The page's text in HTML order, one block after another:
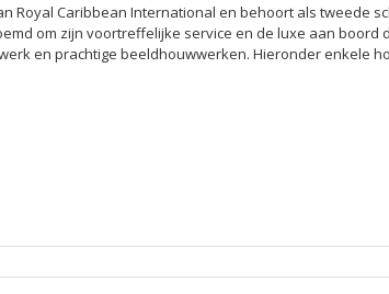
Royal Caribbean International en behoort als tweede
om zijn voortreffelijke service en de luxe aan boord
en prachtige beeldhouwwerken. Hieronder enkele